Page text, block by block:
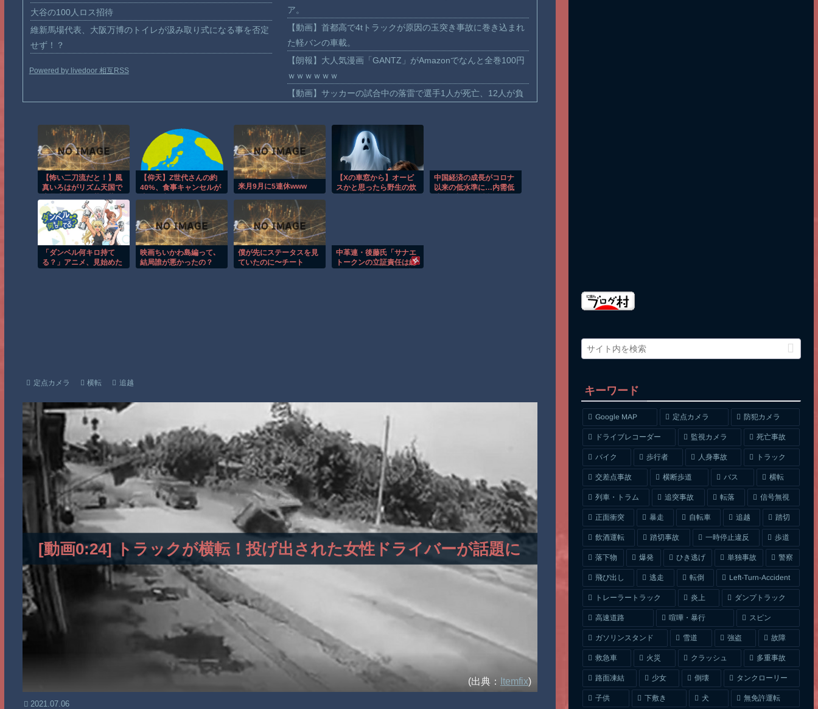
大谷の100人ロス招待
維新馬場代表、大阪万博のトイレが汲み取り式になる事を否定
せず！？
Powered by livedoor 相互RSS
ア。
【動画】首都高で4tトラックが原因の玉突き事故に巻き込まれ
た軽バンの車載。
【朗報】大人気漫画「GANTZ」がAmazonでなんと全巻100円
ｗｗｗｗｗｗ
【動画】サッカーの試合中の落雷で選手1人が死亡、12人が負
まだ墓石があるだけマシと見るべきか。今はもう合葬墓ばかり
【動画】新型のさすまた、限界突破ｗｗｗｗｗｗ
【謎】広島県が頑なに「はだしのゲンコラボ喫茶」をやらない
理由
ヒロインが死ぬアニメって四月は君の嘘くらいしかないような
Powered by livedoor 相互RSS
【怖い二刀流だと！】風
真いろはがリズム天国で
フコラボでハヤシライス
を食べるはずがまさかの
展開に！
【仰天】Z世代さんの約
40%、食事キャンセルが 来月9月に5連休www
【Xの車窓から】オービ
スかと思ったら野生の炊
中国経済の成長がコロナ
以来の低水準に…内需低
「ダンベル何キロ持て
る？」アニメ、見始めた
映画ちいかわ島編って､
結局誰が悪かったの？
僕が先にステータスを見
ていたのに〜チート
中革連・後藤氏「サナエ
トークンの立証責任は総
定点カメラ 横転 追越
[動画0:24] トラックが横転！投げ出された女性ドライバーが話題に
(出典： Itemfix)
2021.07.06
キーワード
Google MAP 定点カメラ 防犯カメラ
ドライブレコーダー 監視カメラ 死亡事故
バイク 歩行者 人身事故 トラック
交差点事故 横断歩道 バス 横転
列車・トラム 追突事故 転落 信号無視
正面衝突 暴走 自転車 追越 踏切
飲酒運転 踏切事故 一時停止違反 歩道
落下物 爆発 ひき逃げ 単独事故 警察
飛び出し 逃走 転倒 Left-Turn-Accident
トレーラートラック 炎上 ダンプトラック
高速道路 喧嘩・暴行 スピン
ガソリンスタンド 雪道 強盗 故障
救急車 火災 クラッシュ 多重事故
路面凍結 少女 倒壊 タンクローリー
子供 下敷き 犬 無免許運転